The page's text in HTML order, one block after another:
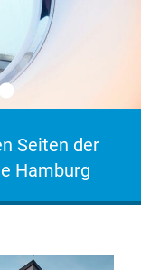
Seiten der
Hamburg